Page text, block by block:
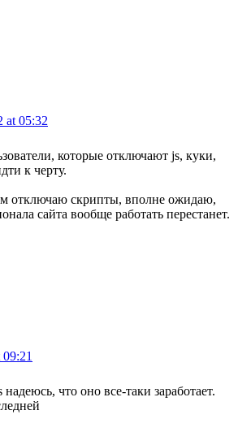
at 05:32
которые отключают js, куки,
к черту.
отключаю скрипты, вполне ожидаю,
сайта вообще работать перестанет.
что оно все-таки заработает.